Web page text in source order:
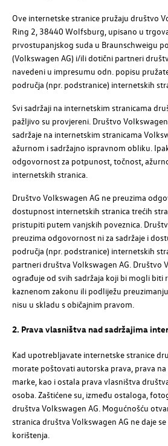
Ove internetske stranice pružaju društvo
Ring 2, 38440 Wolfsburg, upisano u
prvostupanjskog suda u Braunschweigu
(Volkswagen AG) i/ili dotični partneri
navedeni u impresumu odn. popisu
područja (npr. podstranice) internetskih
Svi sadržaji na internetskim stranicama
pažljivo su provjereni. Društvo Volkswagen
sadržaje na internetskim stranicama
ažurnom i sadržajno ispravnom obliku.
odgovornost za potpunost, točnost,
internetskih stranica.
Društvo Volkswagen AG ne preuzima
dostupnost internetskih stranica trećih
pristupiti putem vanjskih poveznica.
preuzima odgovornost ni za sadržaje i
područja (npr. podstranice) internetskih
partneri društva Volkswagen AG. Društvo
ograđuje od svih sadržaja koji bi mogli biti
kaznenom zakonu ili podliježu
nisu u skladu s običajnim pravom.
2. Prava vlasništva nad sadržajima
Kad upotrebljavate internetske stranice
morate poštovati autorska prava, prava
marke, kao i ostala prava vlasništva
osoba. Zaštićene su, između ostaloga,
društva Volkswagen AG . Mogućnošću
stranica društva Volkswagen AG ne daje
korištenja.